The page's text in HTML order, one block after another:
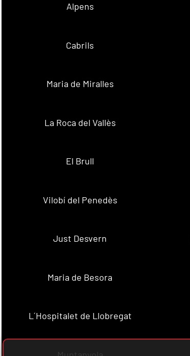
Alpens
Cabrils
Maria de Miralles
La Roca del Vallès
El Brull
Vilobí del Penedès
Just Desvern
Maria de Besora
L´Hospitalet de Llobregat